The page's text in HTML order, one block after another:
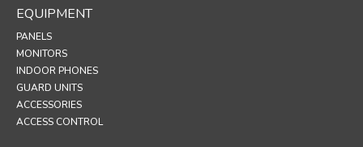
EQUIPMENT
PANELS
MONITORS
INDOOR PHONES
GUARD UNITS
ACCESSORIES
ACCESS CONTROL